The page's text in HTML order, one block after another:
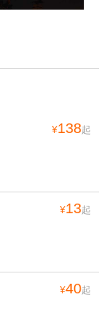
¥138起
¥13起
¥40起